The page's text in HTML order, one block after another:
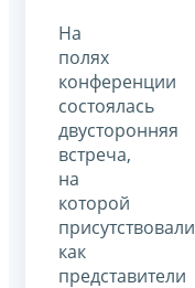
На
полях
конференции
состоялась
двусторонняя
встреча,
на
которой
присутствовали
как
представители